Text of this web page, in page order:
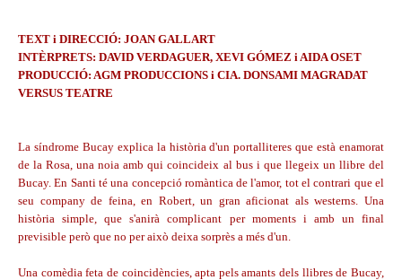
TEXT i DIRECCIÓ: JOAN GALLART
INTÈRPRETS: DAVID VERDAGUER, XEVI GÓMEZ i AIDA OSET
PRODUCCIÓ: AGM PRODUCCIONS i CIA. DONSAMI MAGRADAT
VERSUS TEATRE
La síndrome Bucay explica la història d'un portalliteres que està enamorat
de la Rosa, una noia amb qui coincideix al bus i que llegeix un llibre del
Bucay. En Santi té una concepció romàntica de l'amor, tot el contrari que el
seu company de feina, en Robert, un gran aficionat als westerns. Una
història simple, que s'anirà complicant per moments i amb un final
previsible però que no per això deixa sorprès a més d'un.
Una comèdia feta de coincidències, apta pels amants dels llibres de Bucay,